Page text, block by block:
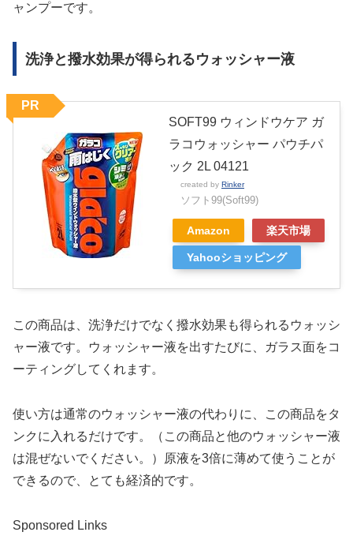
ャンプーです。
洗浄と撥水効果が得られるウォッシャー液
SOFT99 ウィンドウケア ガ
ラコウォッシャー パウチパ
ック 2L 04121
created by Rinker
ソフト99(Soft99)
Amazon 楽天市場
Yahooショッピング
PR
この商品は、洗浄だけでなく撥水効果も得られるウォッシ
ャー液です。ウォッシャー液を出すたびに、ガラス面をコ
ーティングしてくれます。
使い方は通常のウォッシャー液の代わりに、この商品をタ
ンクに入れるだけです。（この商品と他のウォッシャー液
は混ぜないでください。）原液を3倍に薄めて使うことが
できるので、とても経済的です。
Sponsored Links